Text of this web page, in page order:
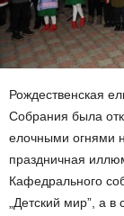
Рождественская
Собрания была
елочными огнями
праздничная
Кафедрального
„Детский мир”, а